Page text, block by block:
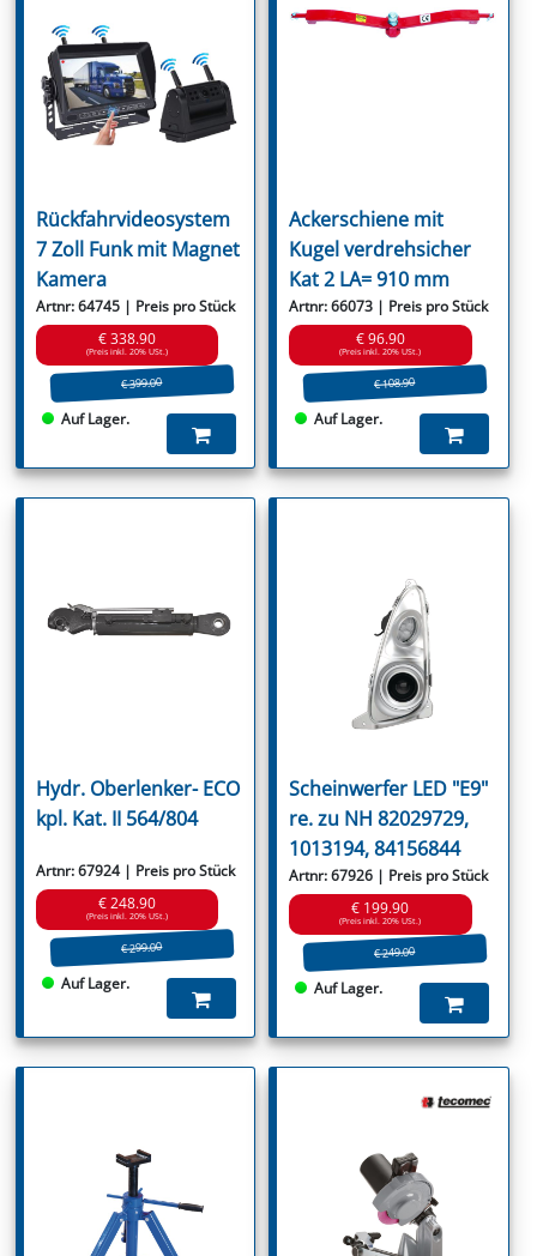
Rückfahrvideosystem
7 Zoll Funk mit Magnet
Kamera
Artnr: 64745 | Preis pro Stück
€ 338.90
(Preis inkl. 20% USt.)
€ 399.00
Auf Lager.
Ackerschiene mit
Kugel verdrehsicher
Kat 2 LA= 910 mm
Artnr: 66073 | Preis pro Stück
€ 96.90
(Preis inkl. 20% USt.)
€ 108.90
Auf Lager.
Hydr. Oberlenker- ECO
kpl. Kat. II 564/804
Artnr: 67924 | Preis pro Stück
€ 248.90
(Preis inkl. 20% USt.)
€ 299.00
Auf Lager.
Scheinwerfer LED "E9"
re. zu NH 82029729,
1013194, 84156844
Artnr: 67926 | Preis pro Stück
€ 199.90
(Preis inkl. 20% USt.)
€ 249.00
Auf Lager.